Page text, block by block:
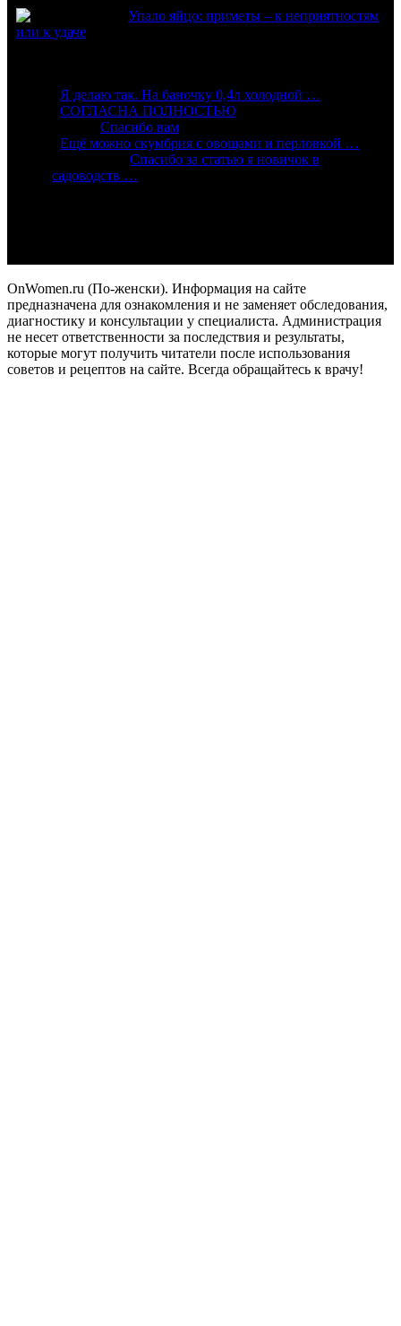
Упало яйцо: приметы – к неприятностям
или к удаче
Я делаю так. На баночку 0,4л холодной …
СОГЛАСНА ПОЛНОСТЬЮ
Спасибо вам
Ещё можно скумбрия с овощами и перловкой …
Спасибо за статью я новичок в
садоводств …
OnWomen.ru (По-женски). Информация на сайте
предназначена для ознакомления и не заменяет обследования,
диагностику и консультации у специалиста. Администрация
не несет ответственности за последствия и результаты,
которые могут получить читатели после использования
советов и рецептов на сайте. Всегда обращайтесь к врачу!